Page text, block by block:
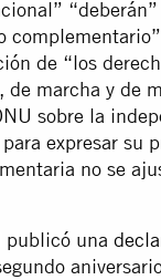
de “los
de marcha y de
sobre la
expresar su
no se
una